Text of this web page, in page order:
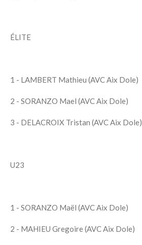
ÉLITE
1 - LAMBERT Mathieu (AVC Aix Dole)
2 - SORANZO Mael (AVC Aix Dole)
3 - DELACROIX Tristan (AVC Aix Dole)
U23
1 - SORANZO Maël (AVC Aix Dole)
2 - MAHIEU Gregoire (AVC Aix Dole)